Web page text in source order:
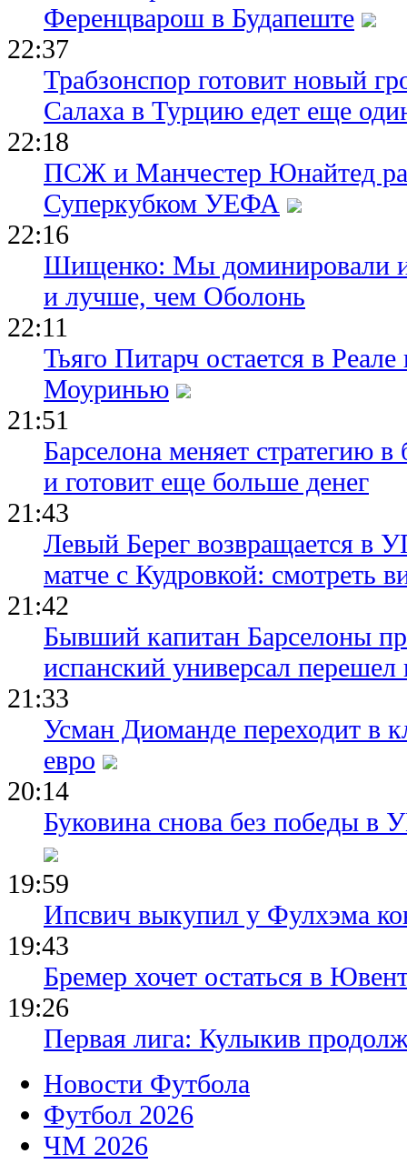
Ференцварош в Будапеште
22:37
Трабзонспор готовит новый
Салаха в Турцию едет еще
22:18
ПСЖ и Манчестер Юнайтед
Суперкубком УЕФА
22:16
Шищенко: Мы доминировали
и лучше, чем Оболонь
22:11
Тьяго Питарч остается в
Моуринью
21:51
Барселона меняет стратегию
и готовит еще больше денег
21:43
Левый Берег возвращается в
матче с Кудровкой: смотреть
21:42
Бывший капитан Барселоны
испанский универсал перешел
21:33
Усман Диоманде переходит в
евро
20:14
Буковина снова без победы
19:59
Ипсвич выкупил у Фулхэма
19:43
Бремер хочет остаться в
19:26
Первая лига: Кулыкив
Новости Футбола
Футбол 2026
ЧМ 2026